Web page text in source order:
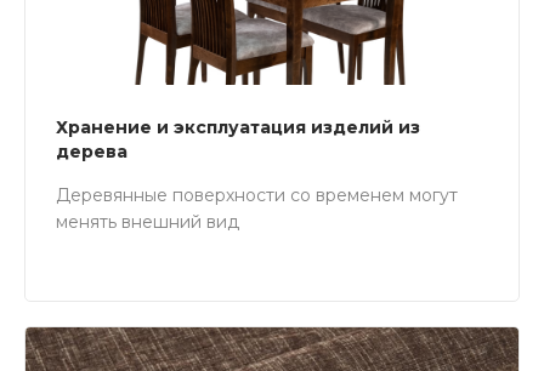
Хранение и эксплуатация изделий из
дерева
Деревянные поверхности со временем могут
менять внешний вид